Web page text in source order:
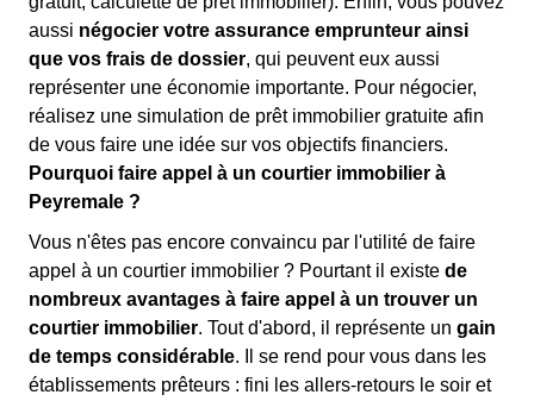
aussi négocier votre assurance emprunteur ainsi
que vos frais de dossier, qui peuvent eux aussi
représenter une économie importante. Pour négocier,
réalisez une simulation de prêt immobilier gratuite afin
de vous faire une idée sur vos objectifs financiers.
Pourquoi faire appel à un courtier immobilier à
Peyremale ?
Vous n'êtes pas encore convaincu par l'utilité de faire
appel à un courtier immobilier ? Pourtant il existe de
nombreux avantages à faire appel à un trouver un
courtier immobilier. Tout d'abord, il représente un gain
de temps considérable. Il se rend pour vous dans les
établissements prêteurs : fini les allers-retours le soir et